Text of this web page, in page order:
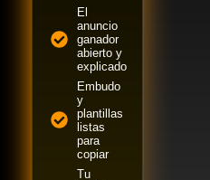
El
anuncio
ganador
abierto y
explicado
Embudo
y
plantillas
listas
para
copiar
Tu